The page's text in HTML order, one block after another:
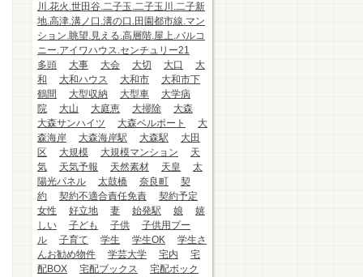
川.花火.世田谷.二子玉.二子玉川.二子新
地.高津.溝ノ口.溝の口.田園都市線.マン
ション.眺望.見える.高層階.屋上.バルコ
ニー.アイワハウス.センチュリー21
多頭
大事 大会 大切 大口
大
和
大和ハウス 大和市
大和市下
鶴間
大型収納 大型車
大学病
院
大山 大庭恵 大掃除
大森
大森サンハイツ
大森ベルポート
大
森海岸
大森海岸駅 大森駅
大田
区
大規模 大規模マンション
天
気
天気予報 天然素材 天皇
太
陽光パネル
太鼓橋 奈良町
契
約
契約不適合責任免責
契約予定
女性
好立地 妻 始発駅 娘
嬉
しい
子ども 子供
子供用プー
ル
子育て 学生 学生OK
学生さ
んお勧め物件
学芸大学 宅内
宅
配BOX
宅配ブックス
宅配ボック